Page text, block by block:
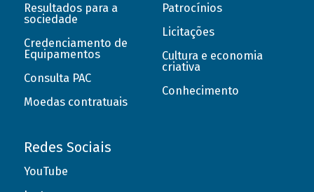
Resultados para a
sociedade
Credenciamento de
Equipamentos
Consulta PAC
Moedas contratuais
Patrocínios
Licitações
Cultura e economia
criativa
Conhecimento
Redes Sociais
YouTube